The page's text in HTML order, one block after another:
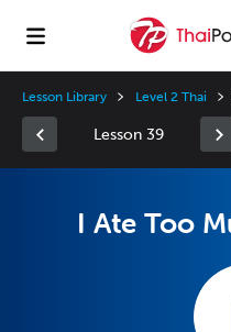
Lesson Library Level 2 Thai
Lesson 39
I Ate Too